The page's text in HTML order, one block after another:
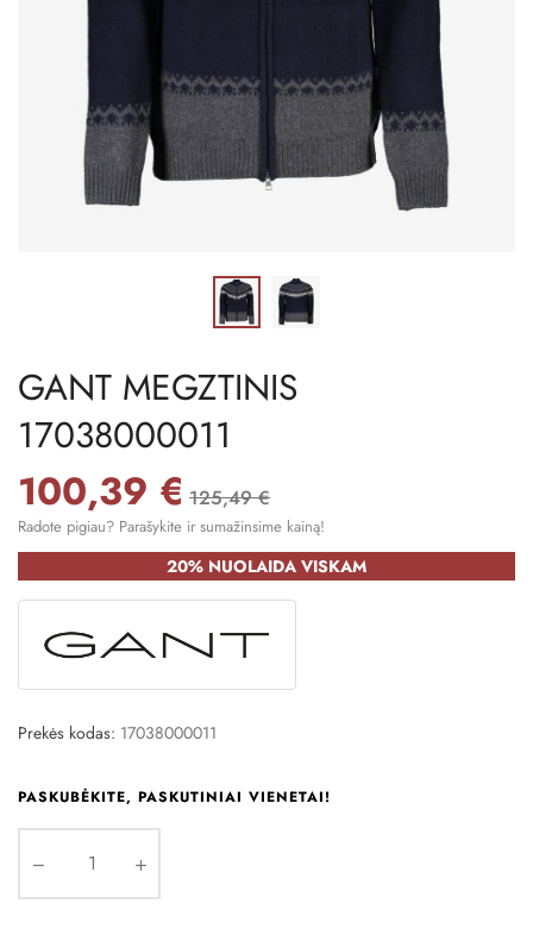
GANT MEGZTINIS
17038000011
100,39 € 125,49 €
Radote pigiau? Parašykite ir sumažinsime kainą!
20% NUOLAIDA VISKAM
Prekės kodas: 17038000011
PASKUBĖKITE, PASKUTINIAI VIENETAI!